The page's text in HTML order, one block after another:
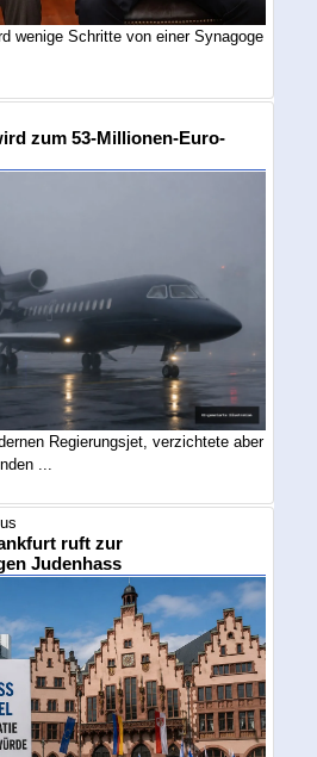
wenige Schritte von einer Synagoge
zum 53-Millionen-Euro-
Regierungsjet, verzichtete aber
...
ruft zur
Judenhass